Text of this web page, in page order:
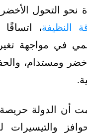
نحو التحول
النظيفة،
في مواجهة
ومستدام،
أن الدولة حريصة
والتيسيرات